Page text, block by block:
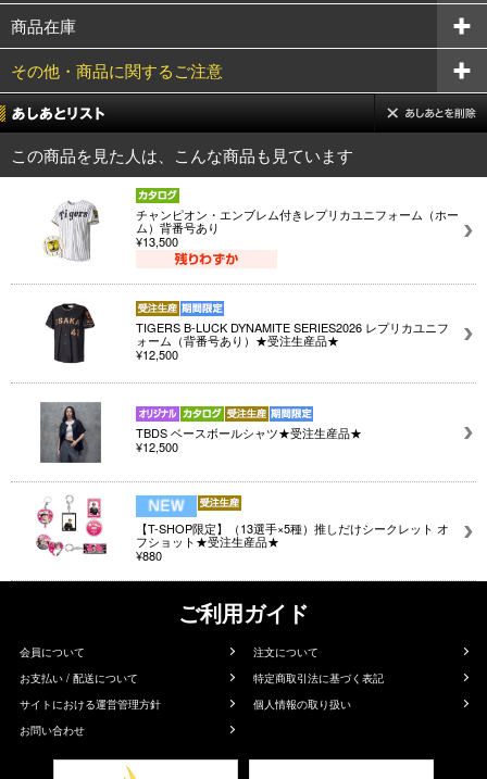
商品在庫
その他・商品に関するご注意
この商品を見た人は、こんな商品も見ています
チャンピオン・エンブレム付きレプリカユニフォーム（ホー
ム）背番号あり
¥13,500
TIGERS B-LUCK DYNAMITE SERIES2026 レプリカユニフ
ォーム（背番号あり）★受注生産品★
¥12,500
TBDS ベースボールシャツ★受注生産品★
¥12,500
【T-SHOP限定】（13選手×5種）推しだけシークレット オ
フショット★受注生産品★
¥880
ご利用ガイド
会員について
注文について
お支払い / 配送について
特定商取引法に基づく表記
サイトにおける運営管理方針
個人情報の取り扱い
お問い合わせ